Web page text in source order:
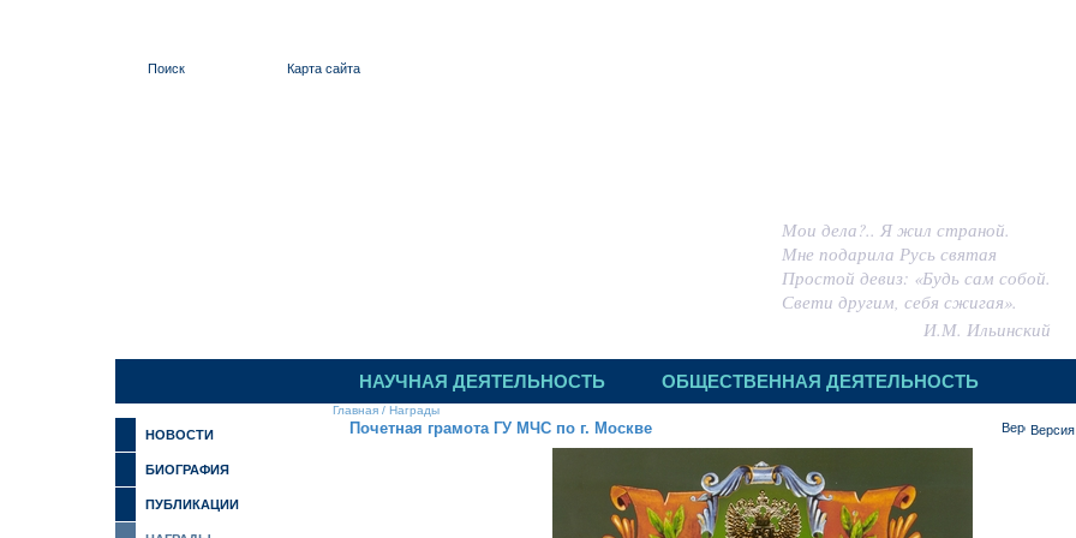
Поиск Карта сайта
Мои дела?.. Я жил страной.
Мне подарила Русь святая
Простой девиз: «Будь сам собой.
Свети другим, себя сжигая».
И.М. Ильинский
НАУЧНАЯ ДЕЯТЕЛЬНОСТЬ ОБЩЕСТВЕННАЯ ДЕЯТЕЛЬНОСТЬ
НОВОСТИ
БИОГРАФИЯ
ПУБЛИКАЦИИ
Главная / Награды
Почетная грамота ГУ МЧС по г. Москве